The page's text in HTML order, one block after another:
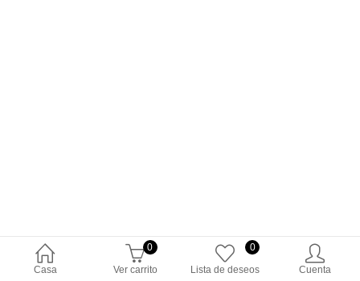
Casa
0
Ver carrito
0
Lista de deseos
Cuenta